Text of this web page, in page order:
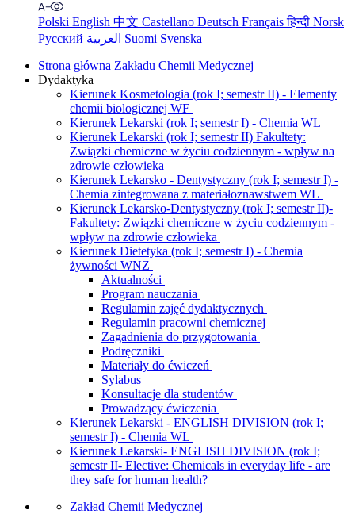
Polski English 中文 Castellano Deutsch Françaisहिन्दी Norsk
Русский
Suomi Svenska
Strona główna Zakładu Chemii Medycznej
Dydaktyka
Kierunek Kosmetologia (rok I; semestr II) - Elementy
chemii biologicznej WF
Kierunek Lekarski (rok I; semestr I) - Chemia WL
Kierunek Lekarski (rok I; semestr II) Fakultety:
Związki chemiczne w życiu codziennym - wpływ na
zdrowie człowieka
Kierunek Lekarsko - Dentystyczny (rok I; semestr I) -
Chemia zintegrowana z materiałoznawstwem WL
Kierunek Lekarsko-Dentystyczny (rok I; semestr II)-
Fakultety: Związki chemiczne w życiu codziennym -
wpływ na zdrowie człowieka
Kierunek Dietetyka (rok I; semestr I) - Chemia
żywności WNZ
Aktualności
Program nauczania
Regulamin zajęć dydaktycznych
Regulamin pracowni chemicznej
Zagadnienia do przygotowania
Podręczniki
Materiały do ćwiczeń
Sylabus
Konsultacje dla studentów
Prowadzący ćwiczenia
Kierunek Lekarski - ENGLISH DIVISION (rok I;
semestr I) - Chemia WL
Kierunek Lekarski- ENGLISH DIVISION (rok I;
semestr II- Elective: Chemicals in everyday life - are
they safe for human health?
Zakład Chemii Medycznej